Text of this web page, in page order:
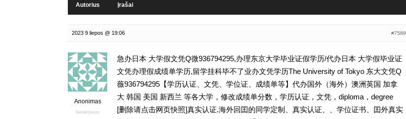
Autorius Įrašai
2023 9 liepos @ 19:06 #7589
Anonimas
Neaktyvus
急办日本 大学假文凭Q微936794295,办理东京大学毕业证假学历/代办日本 大学假毕业证
文凭办理假成绩单学历,留学挂科毕不了业办文凭学历The University of Tokyo 东大文凭Q
薇936794295【学历认证、文凭、学位证、成绩单等】代办国外（海外）澳洲英国 加拿
大 韩国 美国 新西兰 等各大学，修改成绩单分数，学历认证，文凭，diploma，degree
[删除请点击网页快照]真实认证.海外回囯的同学定制、真实认证、、学位证书、囯外真实